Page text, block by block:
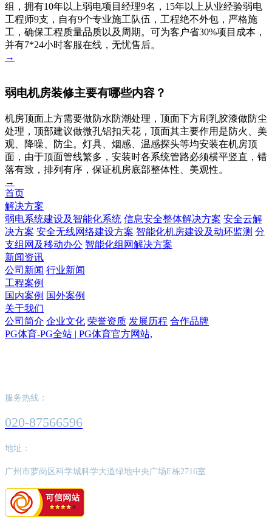
组，拥有10年以上弱电项目经理9名，15年以上从业经验弱电
工程师9支，自有9个专业施工队伍，工程绝不外包，严格施
工，确保工程质量品质以及周期。可为客户省30%项目成本，
并有7*24小时客服在线，无忧售后。
→
弱电机房装修主要有哪些内容？
机房顶面上方需要做防水防潮处理，顶面下方刷乳胶漆做防尘
处理，顶部建议做微孔铝扣天花，顶面其主要作用是防火、美
观、降噪、防尘。灯具、烟感、温感探头等均安装在机房顶
面，由于顶面管线繁多，安装时各系统管路必须横平竖直，错
落有致，排列有序，保证机房底部整体性、美观性。
→
首页
解决方案
弱电系统建设及智能化系统 信息安全整体解决方案 安全云解
决方案 安全无线网络建设方案 智能化机房建设及动环监测 分
支组网及移动办公 智能化组网解决方案
新闻资讯
公司新闻 行业新闻
工程案例
国内案例 国外案例
关于我们
公司简介 企业文化 荣誉资质 发展历程 合作品牌
PG体育-PG全站 | PG体育官方网站,
服务热线：
020-87566596
地址：
广州市萝岗区科学城科学大道绿地中央广场E栋2716室